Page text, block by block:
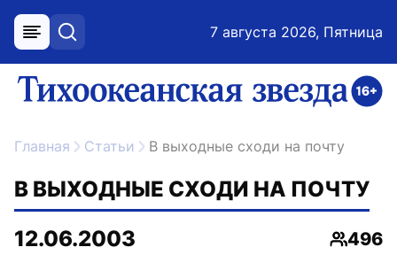
меню поиск 7 августа 2026, Пятница
ссылка на главную
Главная Статьи В выходные сходи на почту
В ВЫХОДНЫЕ СХОДИ НА ПОЧТУ
12.06.2003
496